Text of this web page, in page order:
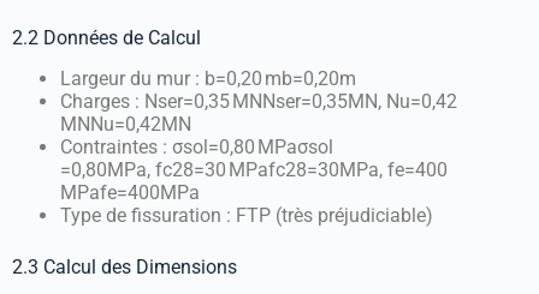
2.2 Données de Calcul
Largeur du mur : b=0,20 mb=0,20m
Charges : Nser=0,35 MNNser=0,35MN, Nu=0,42
MNNu=0,42MN
Contraintes : σsol=0,80 MPaσsol
=0,80MPa, fc28=30 MPafc28=30MPa, fe=400
MPafe=400MPa
Type de fissuration : FTP (très préjudiciable)
2.3 Calcul des Dimensions